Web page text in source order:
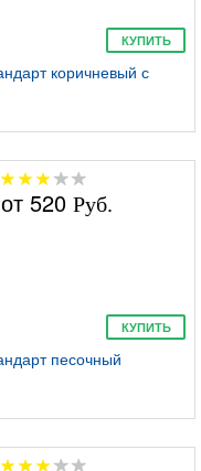
КУПИТЬ
коричневый с
от520 Руб.
КУПИТЬ
песочный